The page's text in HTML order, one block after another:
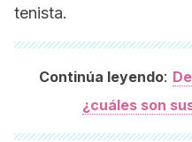
tenista.
Continúa leyendo:
¿cuáles son